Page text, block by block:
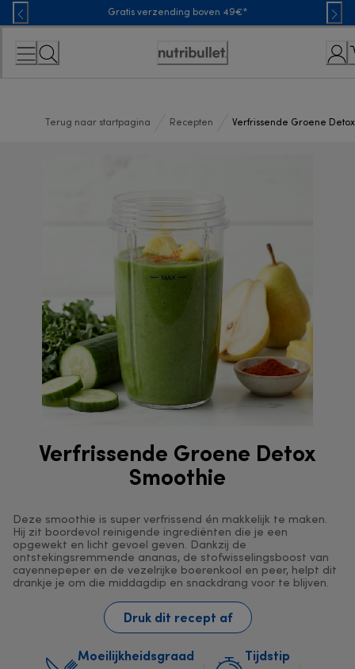
Skip
to
Content
Gratis verzending boven 49€*
Toegankelijkheidsverklaring
Terug naar startpagina Recepten Verfrissende Groene
Verfrissende Groene Detox
Smoothie
Deze smoothie is super verfrissend én makkelijk te maken.
Hij zit boordevol reinigende ingrediënten die je een
opgewekt en licht gevoel geven. Dankzij de
ontstekingsremmende ananas, de stofwisselingsboost van
cayennepeper en de vezelrijke boerenkool en peer, helpt dit
drankje je om die middagdip en snackdrang voor te blijven.
Druk dit recept af
Moeilijkheidsgraad Tijdstip